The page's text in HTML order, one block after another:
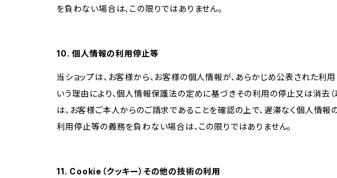
を負わない場合は、この限りではありません。
10. 個人情報の利用停止等
当ショップは、お客様から、お客様の個人情報が、あらかじめ公表された
いう理由により、個人情報保護法の定めに基づきその利用の停止又は消去
は、お客様ご本人からのご請求であることを確認の上で、遅滞なく個人情
利用停止等の義務を負わない場合は、この限りではありません。
11. Cookie（クッキー）その他の技術の利用